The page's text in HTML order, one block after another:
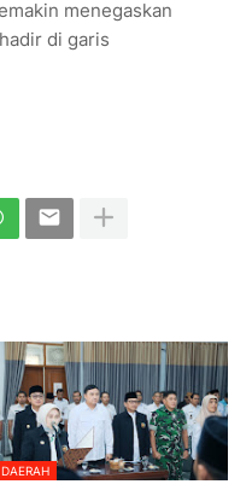
menegaskan
di garis
DAERAH